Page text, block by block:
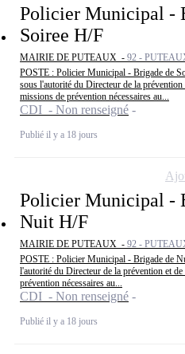
Policier Municipal -
Soiree H/F
MAIRIE DE PUTEAUX - 92 -
POSTE : Policier Municipal - Brigade de
sous l'autorité du Directeur de la prévention
missions de prévention nécessaires au...
CDI - Non renseigné
Publié il y a 18 jours
Policier Municipal -
Nuit H/F
MAIRIE DE PUTEAUX - 92 -
POSTE : Policier Municipal - Brigade de
l'autorité du Directeur de la prévention et
prévention nécessaires au...
CDI - Non renseigné
Publié il y a 18 jours